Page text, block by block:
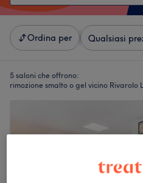
Ordina per Qualsiasi
5 saloni che offrono:
rimozione smalto o gel vicino Rivarolo